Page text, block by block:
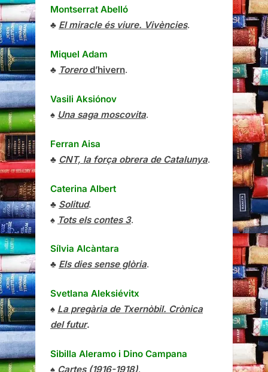
Montserrat Abelló
♣ El miracle és viure. Vivències.
Miquel Adam
♣ Torerod’hivern.
Vasili Aksiónov
♠ Una saga moscovita.
Ferran Aisa
♣ CNT, la força obrera de Catalunya.
Caterina Albert
♣ Solitud.
♠ Tots els contes 3.
Sílvia Alcàntara
♣ Els dies sense glòria.
Svetlana Aleksiévitx
♠ La pregària de Txernòbil. Crònica
del futur.
Sibilla Aleramo i Dino Campana
♠ Cartes (1916-1918).